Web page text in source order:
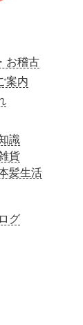
お稽古
案内
識
貨
髪生活
グ